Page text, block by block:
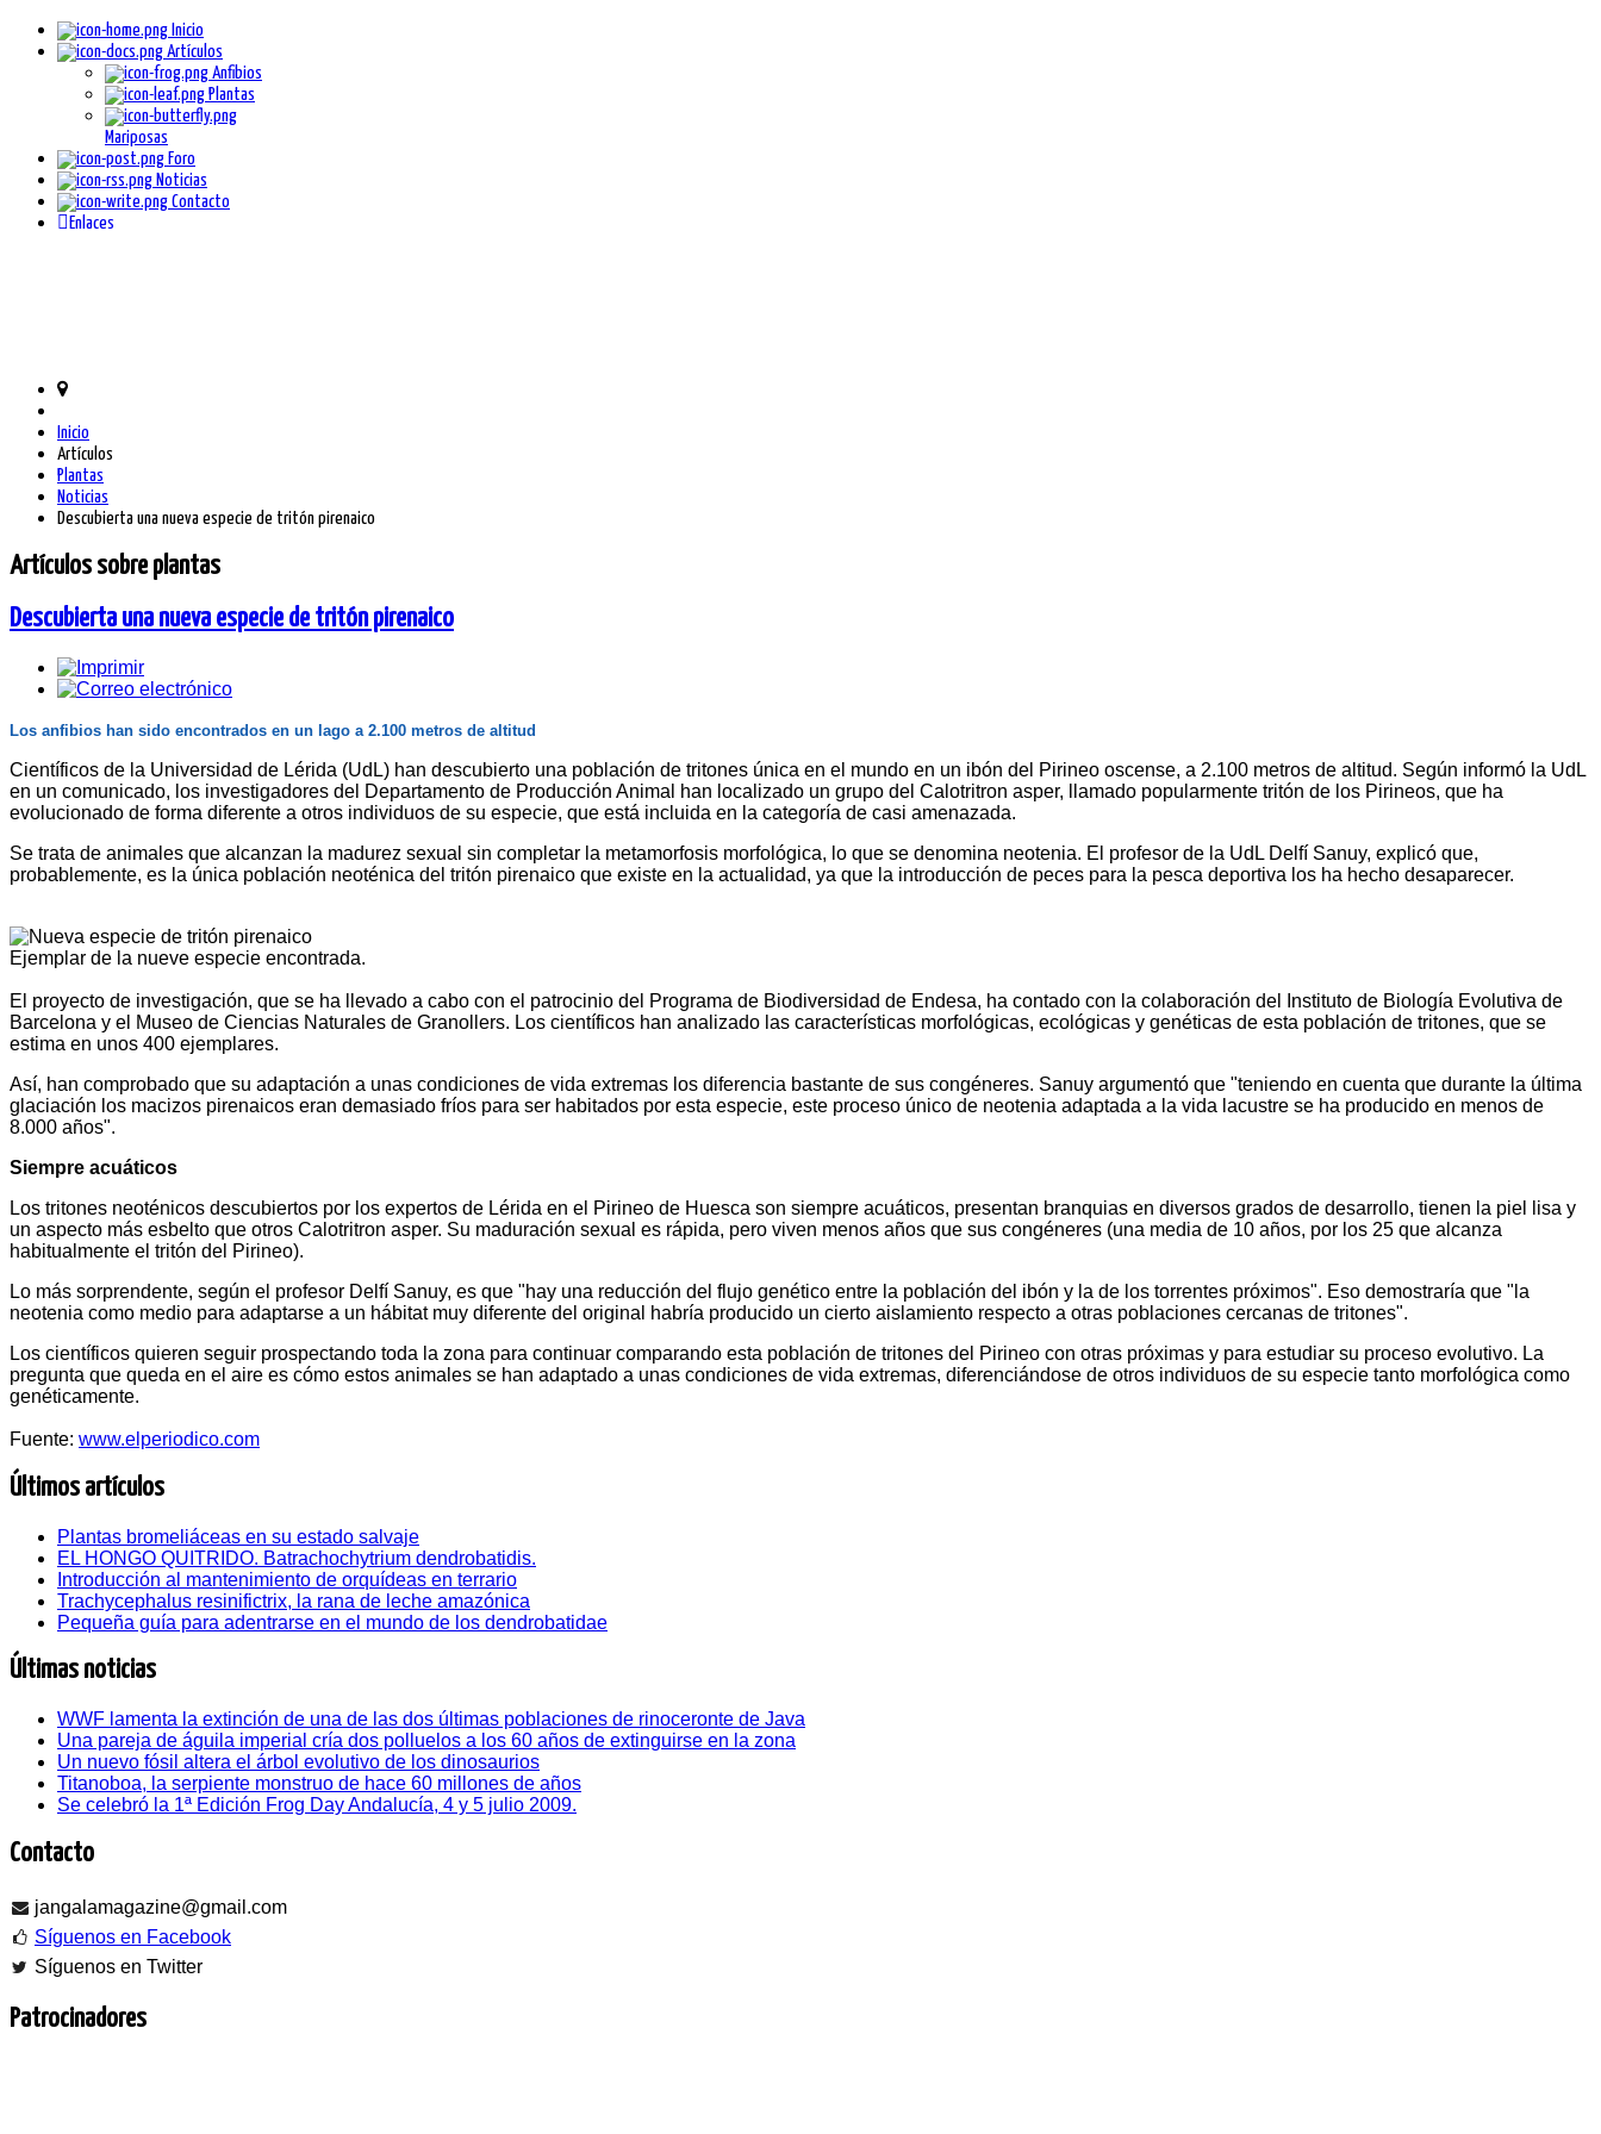
Inicio
Artículos
Anfibios
Plantas
Mariposas
Foro
Noticias
Contacto
Enlaces
Inicio
Artículos
Plantas
Noticias
Descubierta una nueva especie de tritón pirenaico
Artículos sobre plantas
Descubierta una nueva especie de tritón pirenaico
Los anfibios han sido encontrados en un lago a 2.100 metros de altitud
Científicos de la Universidad de Lérida (UdL) han descubierto una población de tritones única en el mundo en un ibón del Pirineo oscense, a 2.100 metros de altitud. Según informó la UdL
en un comunicado, los investigadores del Departamento de Producción Animal han localizado un grupo del Calotritron asper, llamado popularmente tritón de los Pirineos, que ha
evolucionado de forma diferente a otros individuos de su especie, que está incluida en la categoría de casi amenazada.
Se trata de animales que alcanzan la madurez sexual sin completar la metamorfosis morfológica, lo que se denomina neotenia. El profesor de la UdL Delfí Sanuy, explicó que,
probablemente, es la única población neoténica del tritón pirenaico que existe en la actualidad, ya que la introducción de peces para la pesca deportiva los ha hecho desaparecer.
Ejemplar de la nueve especie encontrada.
El proyecto de investigación, que se ha llevado a cabo con el patrocinio del Programa de Biodiversidad de Endesa, ha contado con la colaboración del Instituto de Biología Evolutiva de
Barcelona y el Museo de Ciencias Naturales de Granollers. Los científicos han analizado las características morfológicas, ecológicas y genéticas de esta población de tritones, que se
estima en unos 400 ejemplares.
Así, han comprobado que su adaptación a unas condiciones de vida extremas los diferencia bastante de sus congéneres. Sanuy argumentó que "teniendo en cuenta que durante la última
glaciación los macizos pirenaicos eran demasiado fríos para ser habitados por esta especie, este proceso único de neotenia adaptada a la vida lacustre se ha producido en menos de
8.000 años".
Siempre acuáticos
Los tritones neoténicos descubiertos por los expertos de Lérida en el Pirineo de Huesca son siempre acuáticos, presentan branquias en diversos grados de desarrollo, tienen la piel lisa y
un aspecto más esbelto que otros Calotritron asper. Su maduración sexual es rápida, pero viven menos años que sus congéneres (una media de 10 años, por los 25 que alcanza
habitualmente el tritón del Pirineo).
Lo más sorprendente, según el profesor Delfí Sanuy, es que "hay una reducción del flujo genético entre la población del ibón y la de los torrentes próximos". Eso demostraría que "la
neotenia como medio para adaptarse a un hábitat muy diferente del original habría producido un cierto aislamiento respecto a otras poblaciones cercanas de tritones".
Los científicos quieren seguir prospectando toda la zona para continuar comparando esta población de tritones del Pirineo con otras próximas y para estudiar su proceso evolutivo. La
pregunta que queda en el aire es cómo estos animales se han adaptado a unas condiciones de vida extremas, diferenciándose de otros individuos de su especie tanto morfológica como
genéticamente.
Fuente: www.elperiodico.com
Últimos artículos
Plantas bromeliáceas en su estado salvaje
EL HONGO QUITRIDO. Batrachochytrium dendrobatidis.
Introducción al mantenimiento de orquídeas en terrario
Trachycephalus resinifictrix, la rana de leche amazónica
Pequeña guía para adentrarse en el mundo de los dendrobatidae
Últimas noticias
WWF lamenta la extinción de una de las dos últimas poblaciones de rinoceronte de Java
Una pareja de águila imperial cría dos polluelos a los 60 años de extinguirse en la zona
Un nuevo fósil altera el árbol evolutivo de los dinosaurios
Titanoboa, la serpiente monstruo de hace 60 millones de años
Se celebró la 1ª Edición Frog Day Andalucía, 4 y 5 julio 2009.
Contacto
jangalamagazine@gmail.com
Síguenos en Facebook
Síguenos en Twitter
Patrocinadores